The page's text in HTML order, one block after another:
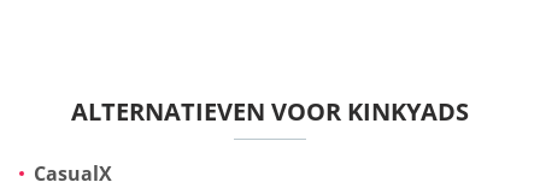
ALTERNATIEVEN VOOR KINKYADS
CasualX